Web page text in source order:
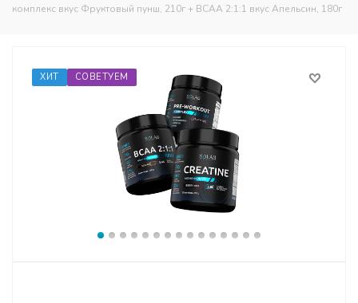
комплекс вкус Фруктовый пунш, 210г + ВСАА 2:1:1 вкус Апельсин, 180г
ХИТ СОВЕТУЕМ